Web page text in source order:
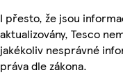
I přesto, že jsou
aktualizovány, Tesco
jakékoliv nesprávné
práva dle zákona.